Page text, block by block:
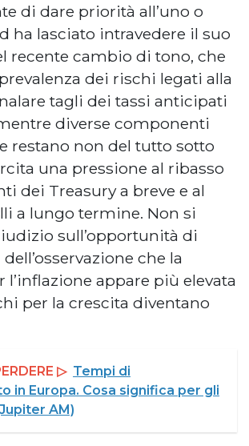
di dare priorità all’uno o
ha lasciato intravedere il suo
recente cambio di tono, che
dei rischi legati alla
tagli dei tassi anticipati
diverse componenti
restano non del tutto sotto
una pressione al ribasso
dei Treasury a breve e al
a lungo termine. Non si
sull’opportunità di
che la
l’inflazione appare più elevata
per la crescita diventano
▷ Tempi di
in Europa. Cosa significa per gli
AM)